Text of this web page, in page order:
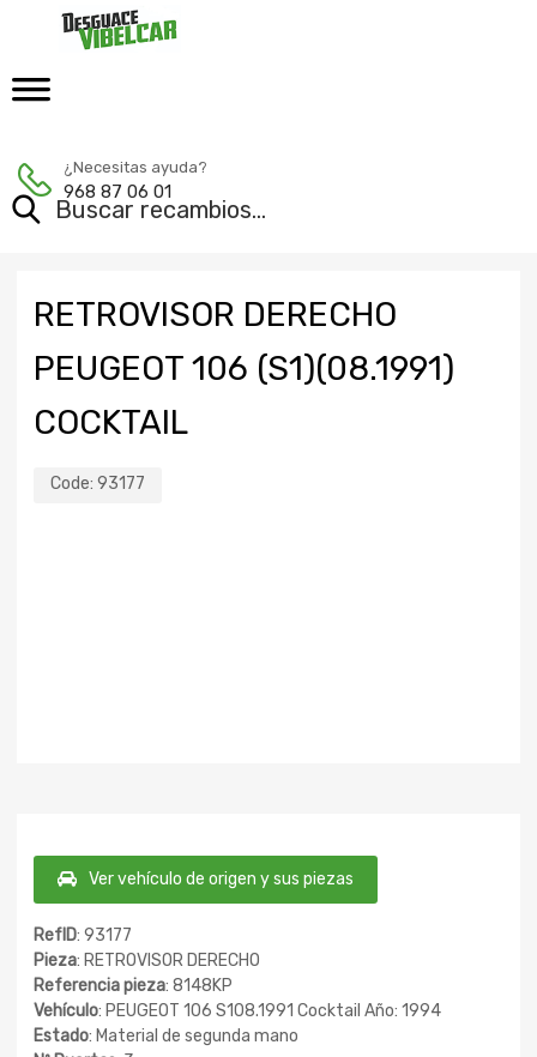
¿Necesitas ayuda?
968 87 06 01
RETROVISOR DERECHO
PEUGEOT 106 (S1)(08.1991)
COCKTAIL
Code: 93177
Ver vehículo de origen y sus piezas
RefID: 93177
Pieza: RETROVISOR DERECHO
Referencia pieza: 8148KP
Vehículo: PEUGEOT 106 S108.1991 Cocktail Año: 1994
Estado: Material de segunda mano